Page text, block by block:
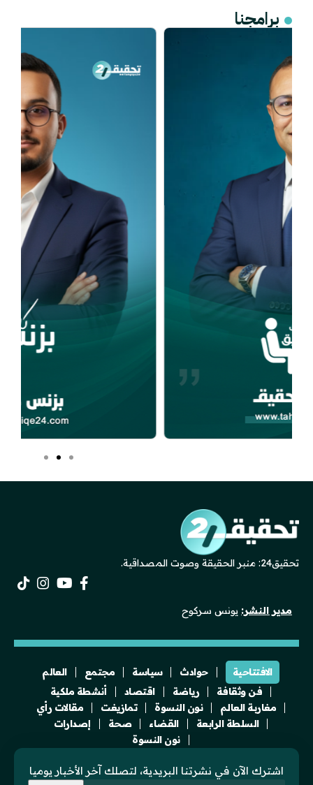
برامجنا
تحقيق24: منبر الحقيقة وصوت المصداقية.
مدير النشر: يونس سركوح
الافتتاحية حوادث سياسة مجتمع
العالم
فن وثقافة
رياضة اقتصاد
أنشطة ملكية
مغاربة العالم
نون النسوة تمازيغت
مقالات رأي
السلطة الرابعة
القضاء صحة
إصدارات
نون النسوة
اشترك الآن في نشرتنا البريدية، لتصلك آخر الأخبار يوميا